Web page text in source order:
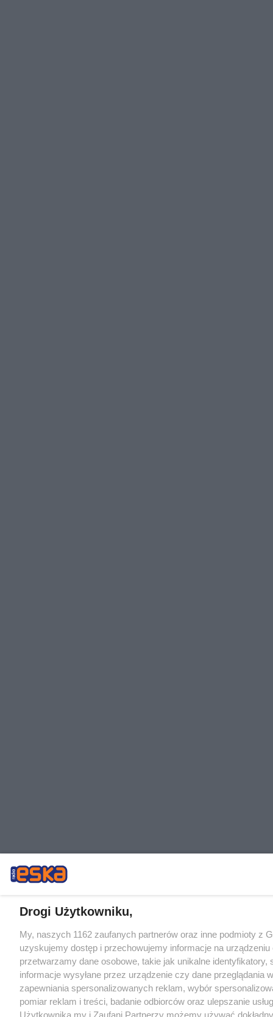
Drogi Użytkowniku,
My, naszych 1162 zaufanych partnerów oraz inne podmioty z
uzyskujemy dostęp i przechowujemy informacje na urządzeniu
przetwarzamy dane osobowe, takie jak unikalne identyfikatory,
informacje wysyłane przez urządzenie czy dane przeglądania
zapewniania spersonalizowanych reklam, wybór
pomiar reklam i treści, badanie odbiorców oraz ulepszanie
Użytkownika my i Zaufani Partnerzy możemy używać